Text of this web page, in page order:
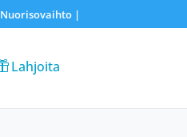
Nuorisovaihto|
Lahjoita